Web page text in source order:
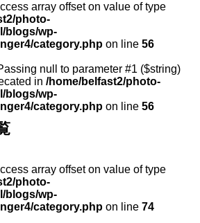
array offset on value of type
photo-
blogs/wp-
category.php on line 56
null to parameter #1 ($string)
in /home/belfast2/photo-
blogs/wp-
category.php on line 56
array offset on value of type
photo-
blogs/wp-
category.php on line 74